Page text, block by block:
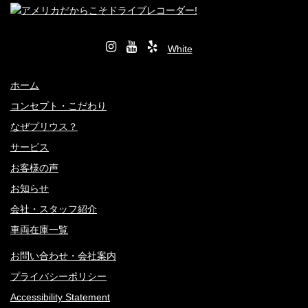
ホーム
コンセプト・こだわり
なぜプリウス？
サービス
お客様の声
お知らせ
会社・スタッフ紹介
車両在庫一覧
お問い合わせ・会社案内
プライバシーポリシー
Accessibility Statement